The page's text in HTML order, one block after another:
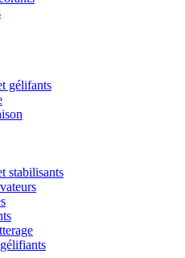
gélifants
stabilisants